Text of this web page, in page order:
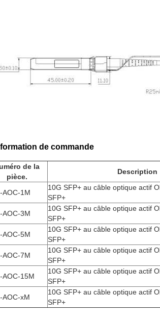
de commande
de la
pièce.
Description
AOC-1M
10G SFP+ au câble optique actif
SFP+
AOC-3M
10G SFP+ au câble optique actif
SFP+
AOC-5M
10G SFP+ au câble optique actif
SFP+
AOC-7M
10G SFP+ au câble optique actif
SFP+
AOC-15M
10G SFP+ au câble optique actif
SFP+
AOC-xM
10G SFP+ au câble optique actif
SFP+